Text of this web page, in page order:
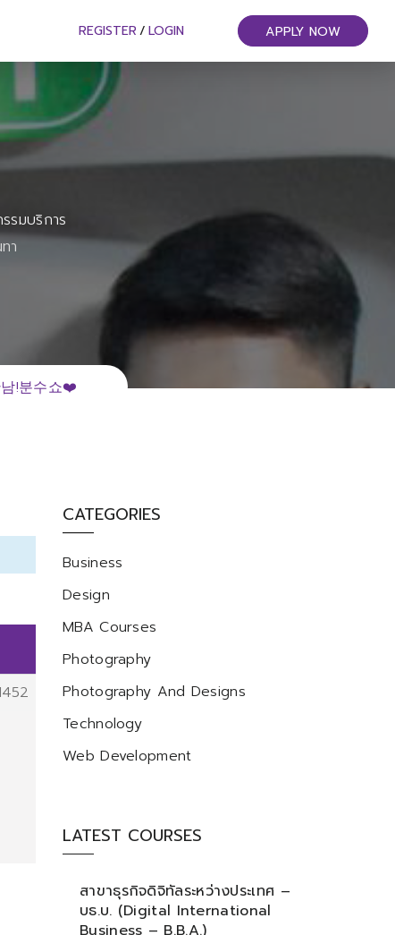
REGISTER / LOGIN APPLY NOW
รมบริการ
า
!분수쇼❤️
CATEGORIES
Business
Design
MBA Courses
Photography
Photography And Designs
Technology
Web Development
LATEST COURSES
สาขาธุรกิจดิจิทัลระหว่างประเทศ –
บธ.บ. (Digital International
Business – B.B.A.)